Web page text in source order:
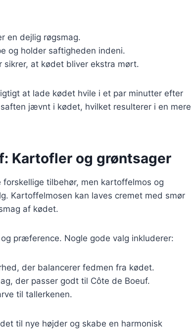
en dejlig røgsmag.
og holder saftigheden indeni.
sikrer, at kødet bliver ekstra mørt.
at lade kødet hvile i et par minutter efter
jævnt i kødet, hvilket resulterer i en mere
Kartofler og grøntsager
tilbehør, men kartoffelmos og
Kartoffelmosen kan laves cremet med smør
af kødet.
præference. Nogle gode valg inkluderer:
der balancerer fedmen fra kødet.
der passer godt til Côte de Boeuf.
til tallerkenen.
til nye højder og skabe en harmonisk